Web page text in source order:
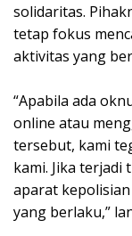
solidaritas.
tetap fokus
aktivitas yang
‎“Apabila ada
online atau
tersebut, kami
kami. Jika terjadi
aparat
yang berlaku,”